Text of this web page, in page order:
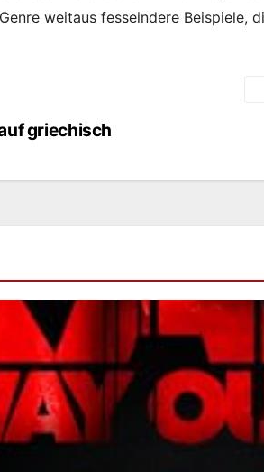
weitaus fesselndere Beispiele,
griechisch